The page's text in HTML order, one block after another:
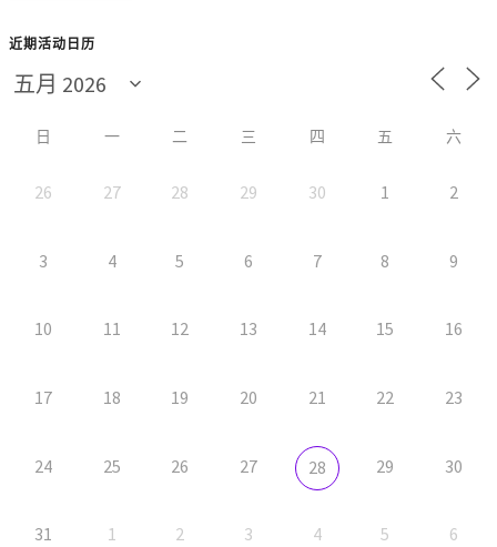
近期活动日历
日 一 二 三 四 五 六
26 27 28 29 30 1 2
3 4 5 6 7 8 9
10 11 12 13 14 15 16
17 18 19 20 21 22 23
24 25 26 27 28 29 30
31 1 2 3 4 5 6